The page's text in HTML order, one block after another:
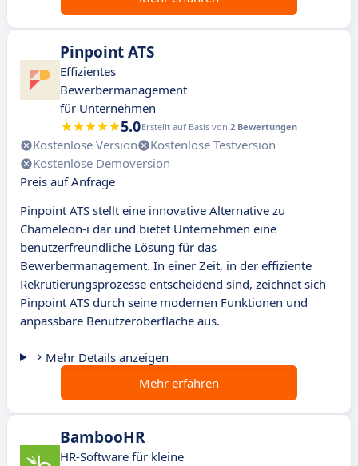
Pinpoint ATS
Effizientes
Bewerbermanagement
für Unternehmen
5.0Erstellt auf Basis von 2 Bewertungen
Kostenlose Version
Kostenlose Testversion
Kostenlose Demoversion
Preis auf Anfrage
Pinpoint ATS stellt eine innovative Alternative zu
Chameleon-i dar und bietet Unternehmen eine
benutzerfreundliche Lösung für das
Bewerbermanagement. In einer Zeit, in der effiziente
Rekrutierungsprozesse entscheidend sind, zeichnet sich
Pinpoint ATS durch seine modernen Funktionen und
anpassbare Benutzeroberfläche aus.
Mehr Details anzeigen
Mehr erfahren
BambooHR
HR-Software für kleine